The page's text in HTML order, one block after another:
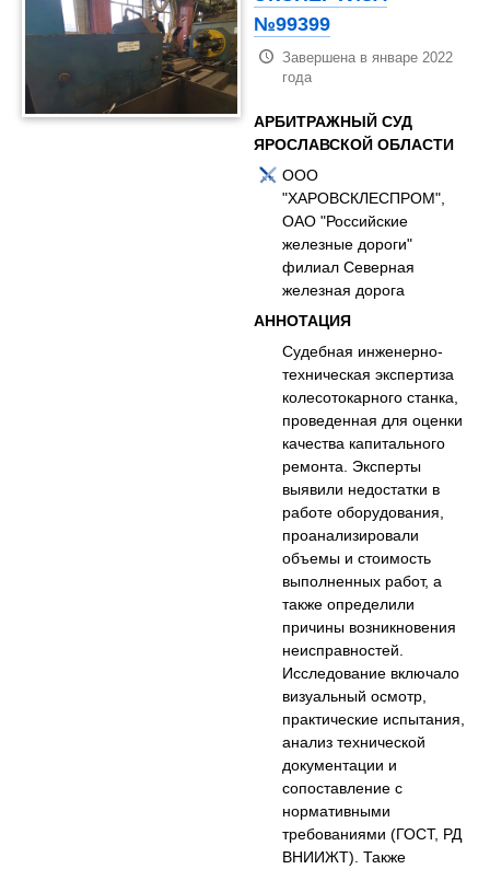
№99399
Завершена в январе 2022
года
АРБИТРАЖНЫЙ СУД
ЯРОСЛАВСКОЙ ОБЛАСТИ
ООО
"ХАРОВСКЛЕСПРОМ",
ОАО "Российские
железные дороги"
филиал Северная
железная дорога
АННОТАЦИЯ
Судебная инженерно-
техническая экспертиза
колесотокарного станка,
проведенная для оценки
качества капитального
ремонта. Эксперты
выявили недостатки в
работе оборудования,
проанализировали
объемы и стоимость
выполненных работ, а
также определили
причины возникновения
неисправностей.
Исследование включало
визуальный осмотр,
практические испытания,
анализ технической
документации и
сопоставление с
нормативными
требованиями (ГОСТ, РД
ВНИИЖТ). Также